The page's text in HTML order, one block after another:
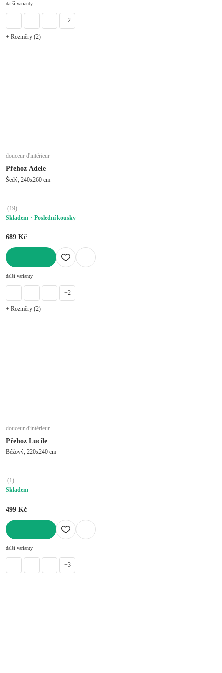
další varianty
+2
+ Rozměry (2)
douceur d'intérieur
Přehoz Adele
Šedý, 240x260 cm
(19)
Skladem
Poslední kousky
689 Kč
další varianty
+2
+ Rozměry (2)
douceur d'intérieur
Přehoz Lucile
Béžový, 220x240 cm
(1)
Skladem
499 Kč
další varianty
+3